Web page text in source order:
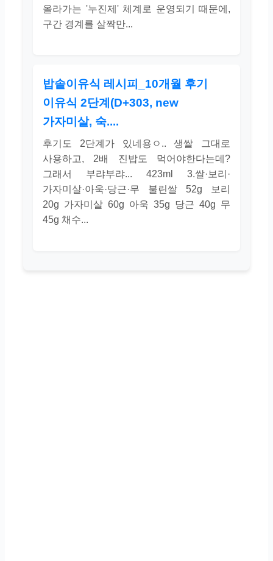
올라가는 '누진제' 체계로 운영되기 때문에,
구간 경계를 살짝만...
밥솥이유식 레시피_10개월 후기
이유식 2단계(D+303, new
가자미살, 숙....
후기도 2단계가 있네용ㅇ.. 생쌀 그대로
사용하고, 2배 진밥도 먹어야한다는데?
그래서 부랴부랴... 423ml 3.쌀·보리·
가자미살·아욱·당근·무 불린쌀 52g 보리
20g 가자미살 60g 아욱 35g 당근 40g 무
45g 채수...